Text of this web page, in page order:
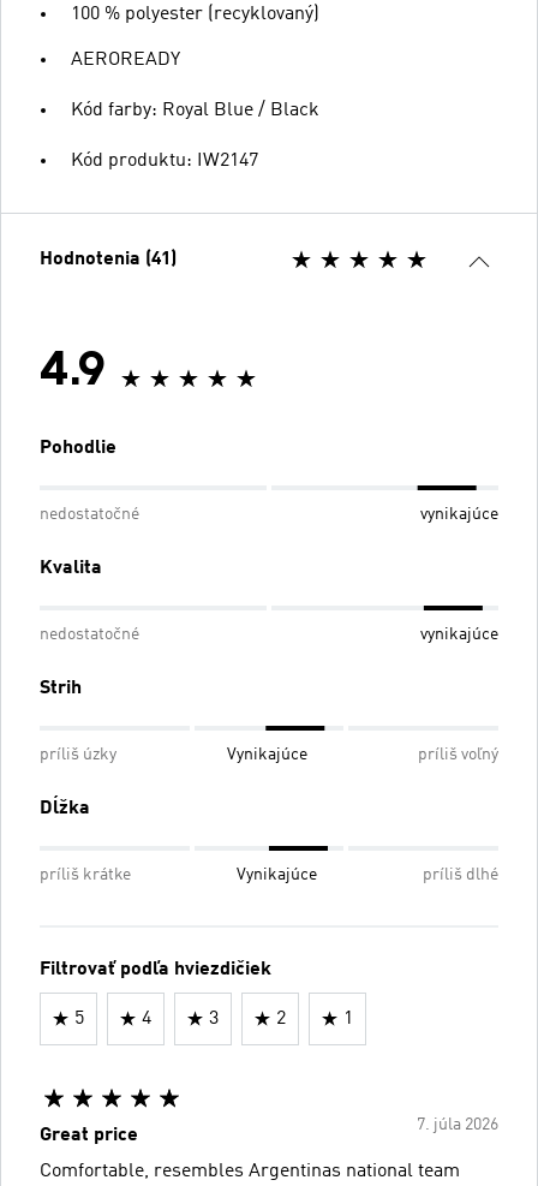
100 % polyester (recyklovaný)
AEROREADY
Kód farby: Royal Blue / Black
Kód produktu: IW2147
Hodnotenia (41)
4.9
Pohodlie
nedostatočné vynikajúce
Kvalita
nedostatočné vynikajúce
Strih
príliš úzky Vynikajúce príliš voľný
Dĺžka
príliš krátke Vynikajúce príliš dlhé
Filtrovať podľa hviezdičiek
5 4 3 2 1
7. júla 2026
Great price
Comfortable, resembles Argentinas national team